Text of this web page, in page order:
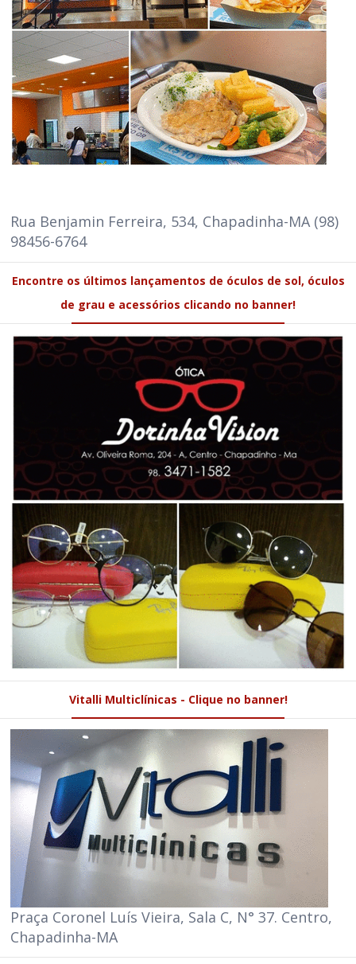
Rua Benjamin Ferreira, 534, Chapadinha-MA (98)
98456-6764
Encontre os últimos lançamentos de óculos de sol, óculos
de grau e acessórios clicando no banner!
Vitalli Multiclínicas - Clique no banner!
Praça Coronel Luís Vieira, Sala C, N° 37. Centro,
Chapadinha-MA